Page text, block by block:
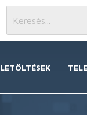
LETÖLTÉSEK